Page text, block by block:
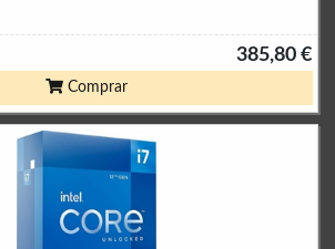
385,80 €
Comprar